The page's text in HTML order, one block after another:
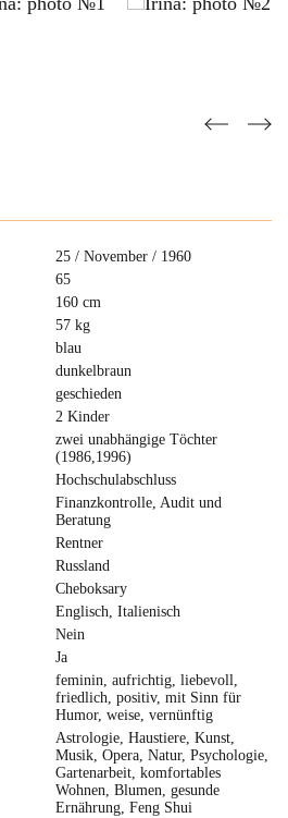
25 / November / 1960
65
160 cm
57 kg
blau
dunkelbraun
geschieden
2 Kinder
zwei unabhängige Töchter
(1986,1996)
Hochschulabschluss
Finanzkontrolle, Audit und
Beratung
Rentner
Russland
Cheboksary
Englisch, Italienisch
Nein
Ja
feminin, aufrichtig, liebevoll,
friedlich, positiv, mit Sinn für
Humor, weise, vernünftig
Astrologie, Haustiere, Kunst,
Musik, Opera, Natur, Psychologie,
Gartenarbeit, komfortables
Wohnen, Blumen, gesunde
Ernährung, Feng Shui